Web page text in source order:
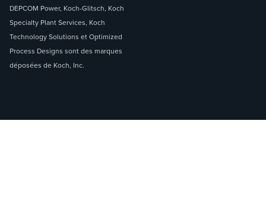
DEPCOM Power, Koch-Glitsch, Koch
Specialty Plant Services, Koch
Technology Solutions et Optimized
Process Designs sont des marques
déposées de Koch, Inc.